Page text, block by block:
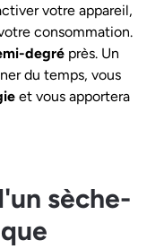
votre appareil,
consommation.
degré près. Un
du temps, vous
et vous apportera
sèche-